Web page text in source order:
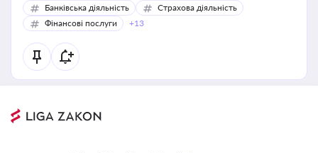
Банківська діяльність
Страхова діяльність
Фінансові послуги
+13